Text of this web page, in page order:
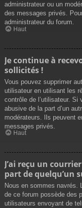
administrateur ou un
des messages privés.
administrateur du forum.
Haut
Je continue à
sollicités !
Vous pouvez supprimer
utilisateur en utilisant les
contrôle de l’utilisateur.
abusive de la part d’un
modérateurs. Ils peuvent
messages privés.
Haut
J’ai reçu un
part de quelqu’un
Nous en sommes navrés.
de ce forum possède des
utilisateurs envoyant de